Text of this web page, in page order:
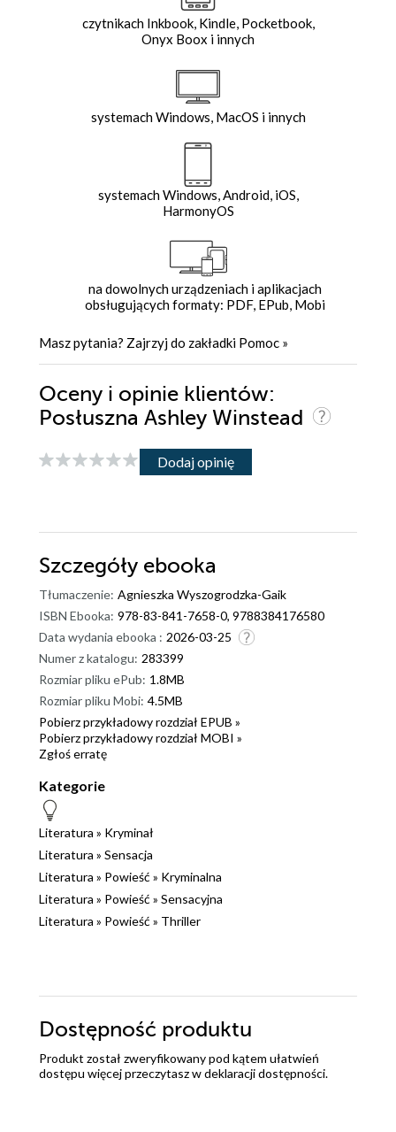
czytnikach Inkbook, Kindle, Pocketbook,
Onyx Boox i innych
systemach Windows, MacOS i innych
systemach Windows, Android, iOS,
HarmonyOS
na dowolnych urządzeniach i aplikacjach
obsługujących formaty: PDF, EPub, Mobi
Masz pytania? Zajrzyj do zakładki Pomoc »
Oceny i opinie klientów:
Posłuszna Ashley Winstead
Dodaj opinię
Szczegóły ebooka
Tłumaczenie: Agnieszka Wyszogrodzka-Gaik
ISBN Ebooka: 978-83-841-7658-0, 9788384176580
Data wydania ebooka : 2026-03-25
Numer z katalogu: 283399
Rozmiar pliku ePub: 1.8MB
Rozmiar pliku Mobi: 4.5MB
Pobierz przykładowy rozdział EPUB »
Pobierz przykładowy rozdział MOBI »
Zgłoś erratę
Kategorie
Literatura » Kryminał
Literatura » Sensacja
Literatura » Powieść » Kryminalna
Literatura » Powieść » Sensacyjna
Literatura » Powieść » Thriller
Dostępność produktu
Produkt został zweryfikowany pod kątem ułatwień
dostępu więcej przeczytasz wdeklaracji dostępności.